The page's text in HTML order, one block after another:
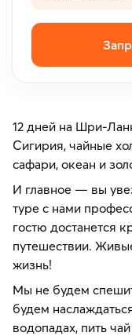
12 дней на Шри-
Сигирия, чайные
сафари, океан и
И главное — вы
туре с нами
гостю достанется
путешествии.
жизнь!
Мы не будем
будем
водопадах, пить